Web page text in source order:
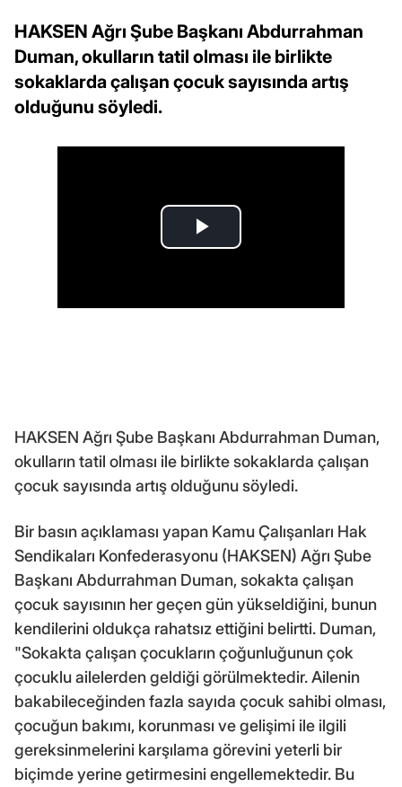
HAKSEN Ağrı Şube Başkanı Abdurrahman
Duman, okulların tatil olması ile birlikte
sokaklarda çalışan çocuk sayısında artış
olduğunu söyledi.
HAKSEN Ağrı Şube Başkanı Abdurrahman Duman,
okulların tatil olması ile birlikte sokaklarda çalışan
çocuk sayısında artış olduğunu söyledi.
Bir basın açıklaması yapan Kamu Çalışanları Hak
Sendikaları Konfederasyonu (HAKSEN) Ağrı Şube
Başkanı Abdurrahman Duman, sokakta çalışan
çocuk sayısının her geçen gün yükseldiğini, bunun
kendilerini oldukça rahatsız ettiğini belirtti. Duman,
"Sokakta çalışan çocukların çoğunluğunun çok
çocuklu ailelerden geldiği görülmektedir. Ailenin
bakabileceğinden fazla sayıda çocuk sahibi olması,
çocuğun bakımı, korunması ve gelişimi ile ilgili
gereksinmelerini karşılama görevini yeterli bir
biçimde yerine getirmesini engellemektedir. Bu